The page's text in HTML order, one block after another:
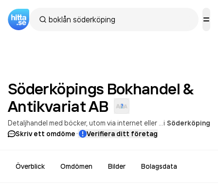
Söderköpings Bokhandel &
AntikvariatAB
i Söderköping
Skriv ett omdöme· Verifiera ditt företag
Överblick Omdömen Bilder Bolagsdata